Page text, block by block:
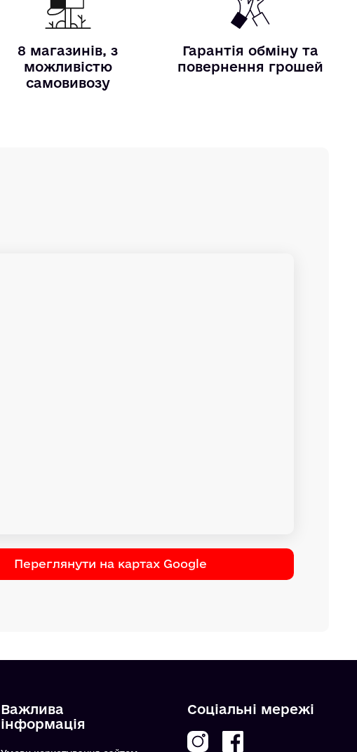
8 магазинів, з
можливістю
самовивозу
Гарантія обміну та
повернення грошей
Переглянути на картах Google
Важлива
інформація
Соціальні мережі